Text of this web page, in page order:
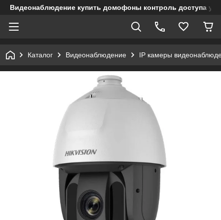
Видеонаблюдение купить домофоны контроль доступа
Каталог Видеонаблюдение IP камеры